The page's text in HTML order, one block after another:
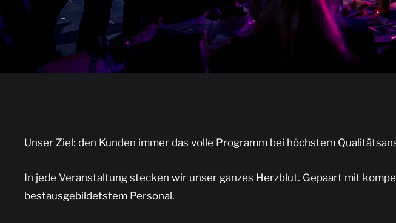
Unser Ziel: den Kunden immer das volle Programm bei höchstem
In jede Veranstaltung stecken wir unser ganzes Herzblut. Gepaart mit
bestausgebildetstem Personal.